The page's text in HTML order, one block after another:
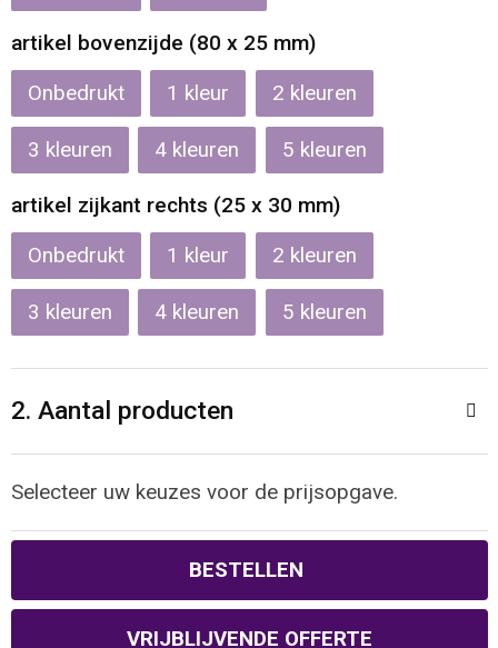
Schoenentassen
Schoudertassen
Sporttassen
Tablettassen
Toilettassen
Trolleys
Waterbestendige tassen
Reistassensets
Golftassen
Goodiebags
Oog- en gelaatsbescherming
Hoofdbescherming
Gehoorbescherming
artikel bovenzijde (80 x 25 mm)
Onbedrukt 1 2
3 4 5
artikel zijkant rechts (25 x 30 mm)
Onbedrukt 1 2
3 4 5
2. Aantal producten
Selecteer uw keuzes voor de prijsopgave.
BESTELLEN
VRIJBLIJVENDE OFFERTE